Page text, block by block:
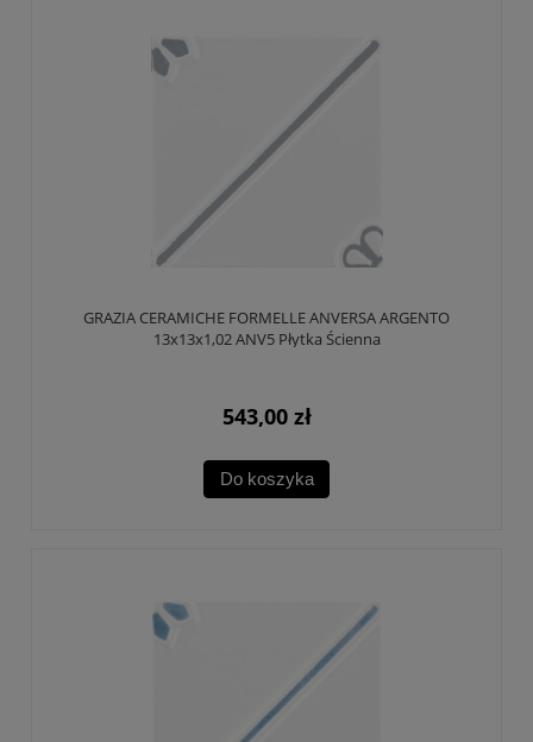
GRAZIA CERAMICHE FORMELLE ANVERSA ARGENTO
13x13x1,02 ANV5 Płytka Ścienna
543,00 zł
Do koszyka